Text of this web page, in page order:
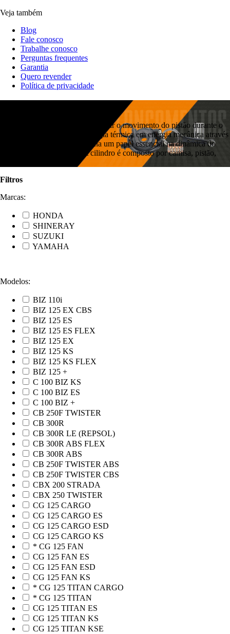
Veja também
Blog
Fale conosco
Trabalhe conosco
Perguntas frequentes
Garantia
Quero revender
Política de privacidade
O cilindro tem a função de suportar o movimento do pistão durante o
processo de conversão da energia térmica em energia mecânica através
da combustão. Ele desempenha um papel essencial na dinâmica do
motor da motocicleta. O kit cilindro é composto por camisa, pistão,
Filtros
Marcas:
HONDA
SHINERAY
SUZUKI
YAMAHA
Modelos:
BIZ 110i
BIZ 125 EX CBS
BIZ 125 ES
BIZ 125 ES FLEX
BIZ 125 EX
BIZ 125 KS
BIZ 125 KS FLEX
BIZ 125 +
C 100 BIZ KS
C 100 BIZ ES
C 100 BIZ +
CB 250F TWISTER
CB 300R
CB 300R LE (REPSOL)
CB 300R ABS FLEX
CB 300R ABS
CB 250F TWISTER ABS
CB 250F TWISTER CBS
CBX 200 STRADA
CBX 250 TWISTER
CG 125 CARGO
CG 125 CARGO ES
CG 125 CARGO ESD
CG 125 CARGO KS
* CG 125 FAN
CG 125 FAN ES
CG 125 FAN ESD
CG 125 FAN KS
* CG 125 TITAN CARGO
* CG 125 TITAN
CG 125 TITAN ES
CG 125 TITAN KS
CG 125 TITAN KSE